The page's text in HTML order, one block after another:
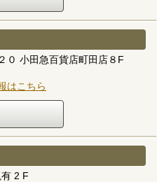
０ 小田急百貨店町田店８F
はこちら
2 F